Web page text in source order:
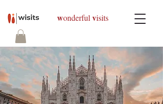
wonderful visits